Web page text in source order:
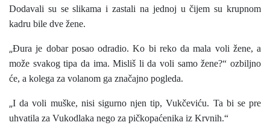
Dodavali su se slikama i zastali na jednoj u čijem su krupnom
kadru bile dve žene.
„Đura je dobar posao odradio. Ko bi reko da mala voli žene, a
može svakog tipa da ima. Misliš li da voli samo žene?“ ozbiljno
će, a kolega za volanom ga značajno pogleda.
„I da voli muške, nisi sigurno njen tip, Vukčeviću. Ta bi se pre
uhvatila za Vukodlaka nego za pičkopaćenika iz Krvnih.“